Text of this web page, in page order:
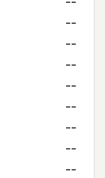
--
--
--
--
--
--
--
--